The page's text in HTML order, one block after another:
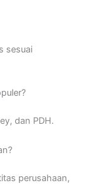
sesuai
dan PDH.
perusahaan,